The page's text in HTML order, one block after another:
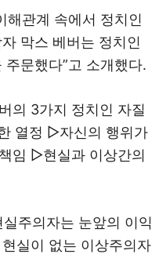
해관계 속에서 정치인
막스 베버는 정치인
문했다”고 소개했다.
의 3가지 정치인 자질
열정 ▷자신의 행위가
임 ▷현실과 이상간의
주의자는 눈앞의 이익
실이 없는 이상주의자